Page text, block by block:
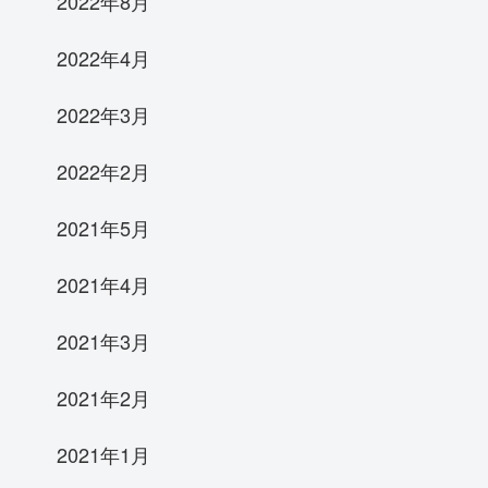
2022年4月
2022年3月
2022年2月
2021年5月
2021年4月
2021年3月
2021年2月
2021年1月